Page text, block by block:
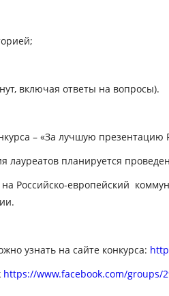
включая ответы на вопросы).
– «За лучшую презентацию
планируется
Российско-европейский
узнать на сайте конкурса:
https://www.facebook.com/groups/